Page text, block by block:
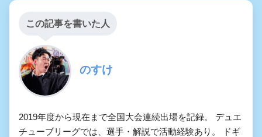
この記事を書いた人
のすけ
2019年度から現在まで全国大会連続出場を記録。 デュエ
チューブリーグでは、選手・解説で活動経験あり。 ドギ